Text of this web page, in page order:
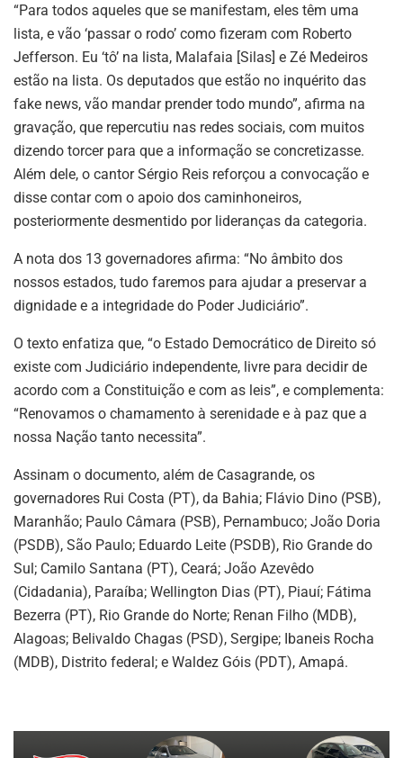
“Para todos aqueles que se manifestam, eles têm uma
lista, e vão ‘passar o rodo’ como fizeram com Roberto
Jefferson. Eu ‘tô’ na lista, Malafaia [Silas] e Zé Medeiros
estão na lista. Os deputados que estão no inquérito das
fake news, vão mandar prender todo mundo”, afirma na
gravação, que repercutiu nas redes sociais, com muitos
dizendo torcer para que a informação se concretizasse.
Além dele, o cantor Sérgio Reis reforçou a convocação e
disse contar com o apoio dos caminhoneiros,
posteriormente desmentido por lideranças da categoria.
A nota dos 13 governadores afirma: “No âmbito dos
nossos estados, tudo faremos para ajudar a preservar a
dignidade e a integridade do Poder Judiciário”.
O texto enfatiza que, “o Estado Democrático de Direito só
existe com Judiciário independente, livre para decidir de
acordo com a Constituição e com as leis”, e complementa:
“Renovamos o chamamento à serenidade e à paz que a
nossa Nação tanto necessita”.
Assinam o documento, além de Casagrande, os
governadores Rui Costa (PT), da Bahia; Flávio Dino (PSB),
Maranhão; Paulo Câmara (PSB), Pernambuco; João Doria
(PSDB), São Paulo; Eduardo Leite (PSDB), Rio Grande do
Sul; Camilo Santana (PT), Ceará; João Azevêdo
(Cidadania), Paraíba; Wellington Dias (PT), Piauí; Fátima
Bezerra (PT), Rio Grande do Norte; Renan Filho (MDB),
Alagoas; Belivaldo Chagas (PSD), Sergipe; Ibaneis Rocha
(MDB), Distrito federal; e Waldez Góis (PDT), Amapá.